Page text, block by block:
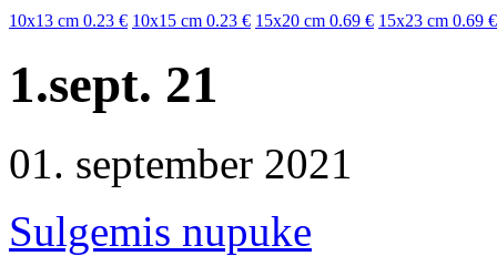
10x13 cm 0.23 € 10x15 cm 0.23 € 15x20 cm 0.69 € 15x23 cm 0.69 €
1.sept. 21
01. september 2021
Sulgemis nupuke